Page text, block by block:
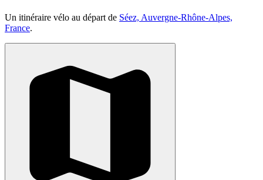
Un itinéraire vélo au départ de Séez, Auvergne-Rhône-Alpes,
France.